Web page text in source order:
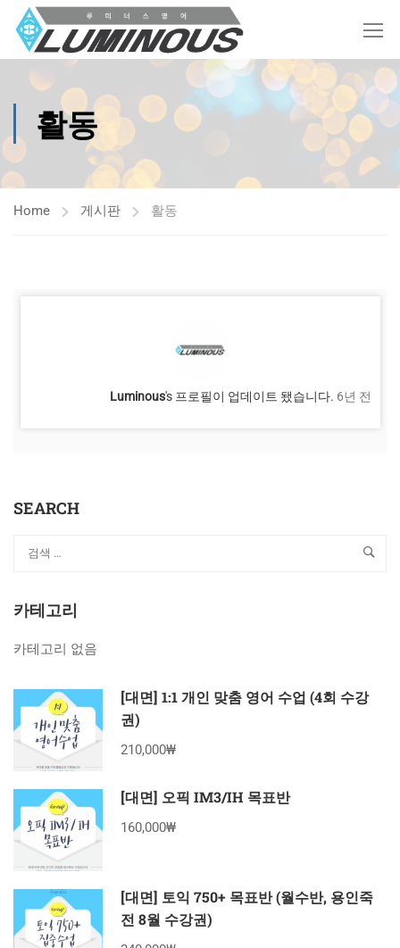
활동
Home 게시판 활동
Luminous's 프로필이 업데이트 됐습니다. 6년 전
SEARCH
카테고리
카테고리 없음
[대면] 1:1 개인 맞춤 영어 수업 (4회 수강
권)
210,000₩
[대면] 오픽 IM3/IH 목표반
160,000₩
[대면] 토익 750+ 목표반 (월수반, 용인죽
전 8월 수강권)